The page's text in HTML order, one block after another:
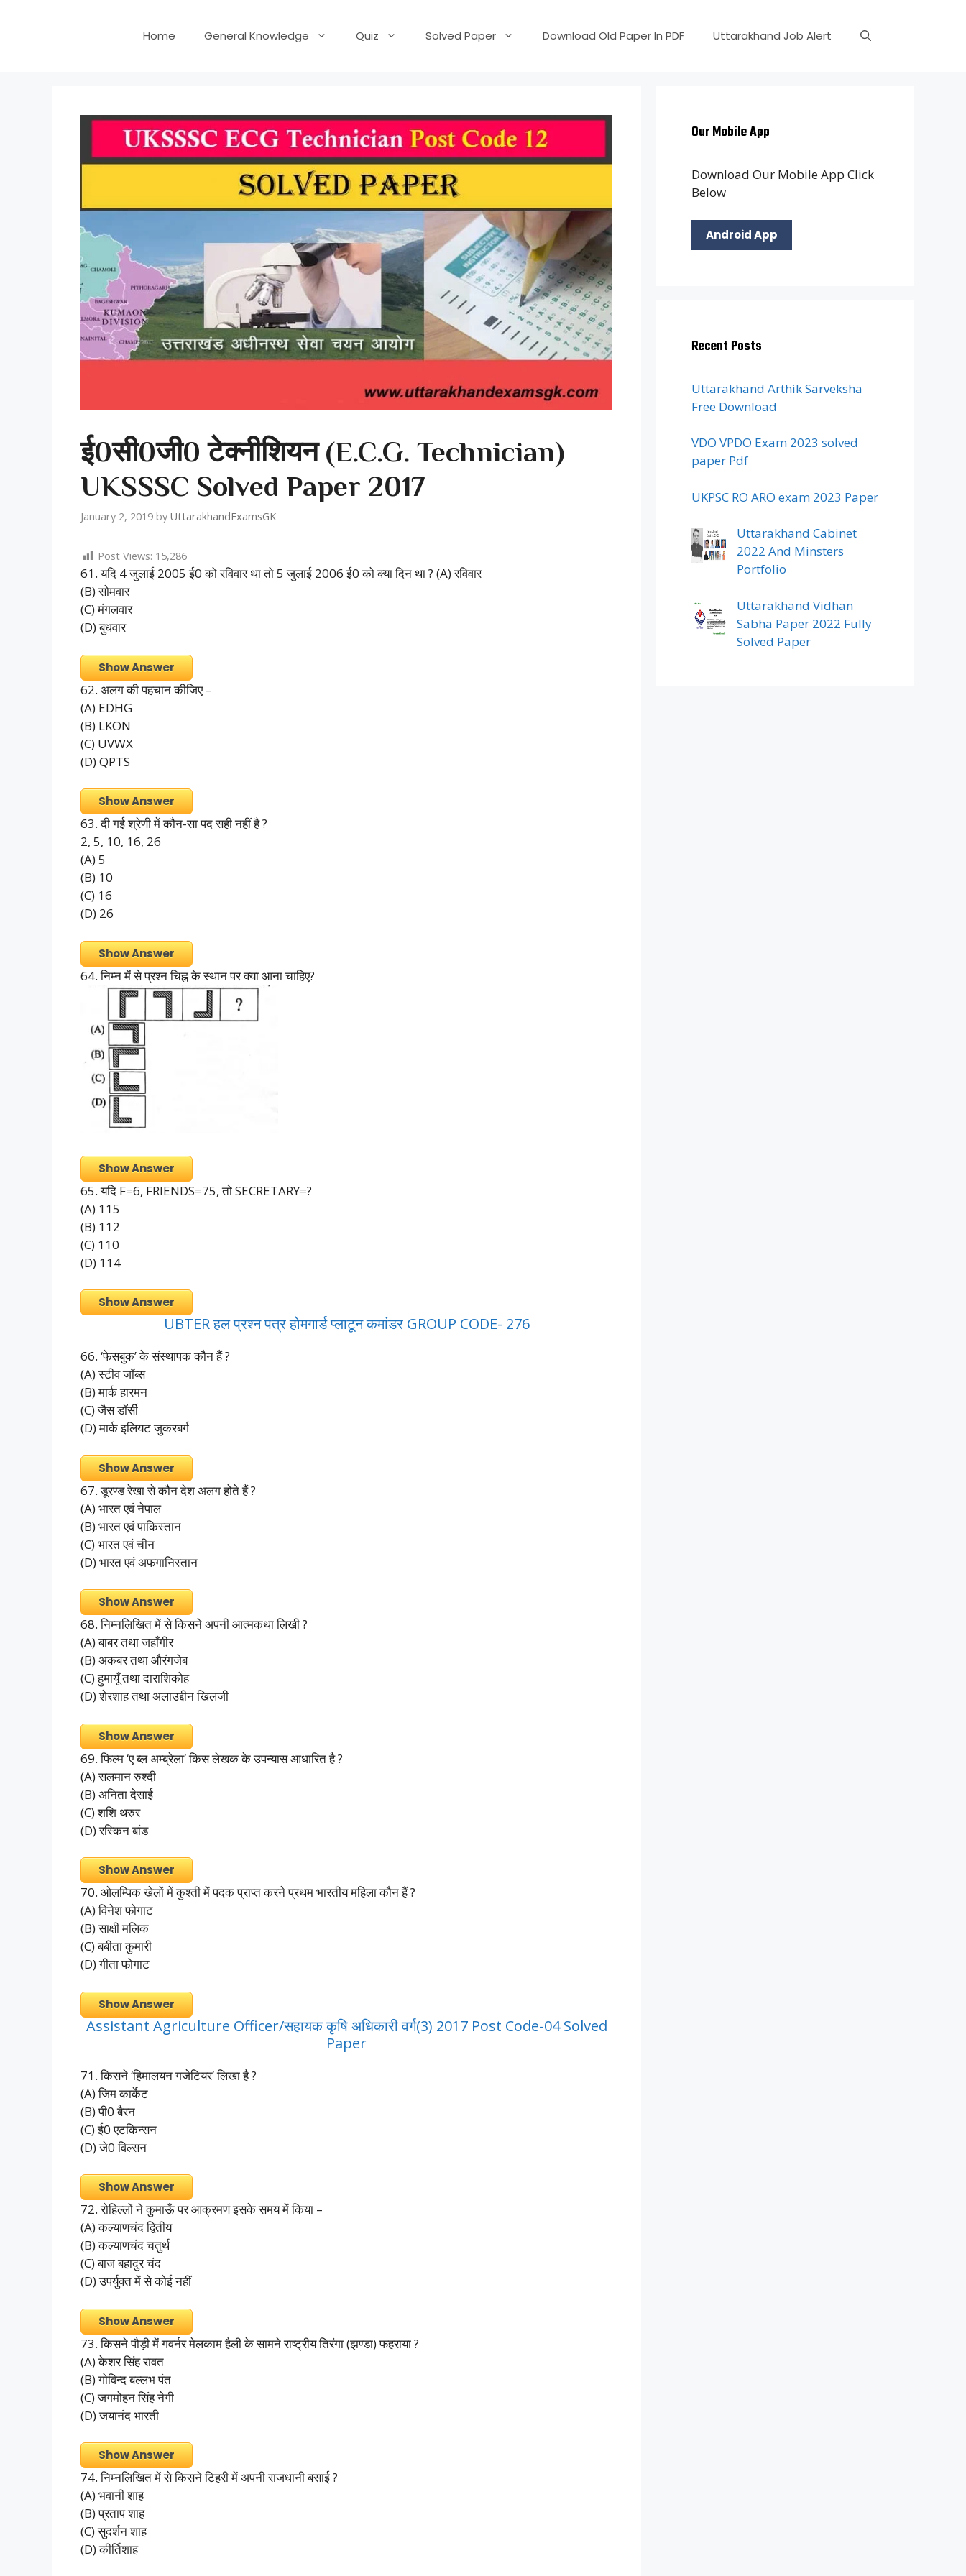
Home General Knowledge Quiz Solved Paper Download Old Paper In PDF Uttarakhand Job Alert
ई0सी0जी0 टेक्नीशियन (E.C.G. Technician)
UKSSSC Solved Paper 2017
January 2, 2019 by UttarakhandExamsGK
Post Views: 15,286
61. यदि 4 जुलाई 2005 ई0 को रविवार था तो 5 जुलाई 2006 ई0 को क्या दिन था ? (A) रविवार
(B) सोमवार
(C) मंगलवार
(D) बुधवार
Show Answer
62. अलग की पहचान कीजिए –
(A) EDHG
(B) LKON
(C) UVWX
(D) QPTS
Show Answer
63. दी गई श्रेणी में कौन-सा पद सही नहीं है ?
2, 5, 10, 16, 26
(A) 5
(B) 10
(C) 16
(D) 26
Show Answer
64. निम्न में से प्रश्न चिह्न के स्थान पर क्या आना चाहिए?
Show Answer
65. यदि F=6, FRIENDS=75, तो SECRETARY=?
(A) 115
(B) 112
(C) 110
(D) 114
Show Answer
UBTER हल प्रश्न पत्र होमगार्ड प्लाटून कमांडर GROUP CODE- 276
66. ‘फेसबुक’ के संस्थापक कौन हैं ?
(A) स्टीव जॉब्स
(B) मार्क हारमन
(C) जैस डॉर्सी
(D) मार्क इलियट जुकरबर्ग
Show Answer
67. डूरण्ड रेखा से कौन देश अलग होते हैं ?
(A) भारत एवं नेपाल
(B) भारत एवं पाकिस्तान
(C) भारत एवं चीन
(D) भारत एवं अफगानिस्तान
Show Answer
68. निम्नलिखित में से किसने अपनी आत्मकथा लिखी ?
(A) बाबर तथा जहाँगीर
(B) अकबर तथा औरंगजेब
(C) हुमायूँ तथा दाराशिकोह
(D) शेरशाह तथा अलाउद्दीन खिलजी
Show Answer
69. फिल्म ‘ए ब्ल अम्ब्रेला’ किस लेखक के उपन्यास आधारित है ?
(A) सलमान रुश्दी
(B) अनिता देसाई
(C) शशि थरुर
(D) रस्किन बांड
Show Answer
70. ओलम्पिक खेलों में कुश्ती में पदक प्राप्त करने प्रथम भारतीय महिला कौन हैं ?
(A) विनेश फोगाट
(B) साक्षी मलिक
(C) बबीता कुमारी
(D) गीता फोगाट
Show Answer
Assistant Agriculture Officer/सहायक कृषि अधिकारी वर्ग(3) 2017 Post Code-04 Solved
Paper
71. किसने ‘हिमालयन गजेटियर’ लिखा है ?
(A) जिम कार्केट
(B) पी0 बैरन
(C) ई0 एटकिन्सन
(D) जे0 विल्सन
Show Answer
72. रोहिल्लों ने कुमाऊँ पर आक्रमण इसके समय में किया –
(A) कल्याणचंद द्वितीय
(B) कल्याणचंद चतुर्थ
(C) बाज बहादुर चंद
(D) उपर्युक्त में से कोई नहीं
Show Answer
73. किसने पौड़ी में गवर्नर मेलकाम हैली के सामने राष्ट्रीय तिरंगा (झण्डा) फहराया ?
(A) केशर सिंह रावत
(B) गोविन्द बल्लभ पंत
(C) जगमोहन सिंह नेगी
(D) जयानंद भारती
Show Answer
74. निम्नलिखित में से किसने टिहरी में अपनी राजधानी बसाई ?
(A) भवानी शाह
(B) प्रताप शाह
(C) सुदर्शन शाह
(D) कीर्तिशाह
Our Mobile App
Download Our Mobile App Click
Below
Android App
Recent Posts
Uttarakhand Arthik Sarveksha
Free Download
VDO VPDO Exam 2023 solved
paper Pdf
UKPSC RO ARO exam 2023 Paper
Uttarakhand Cabinet
2022 And Minsters
Portfolio
Uttarakhand Vidhan
Sabha Paper 2022 Fully
Solved Paper